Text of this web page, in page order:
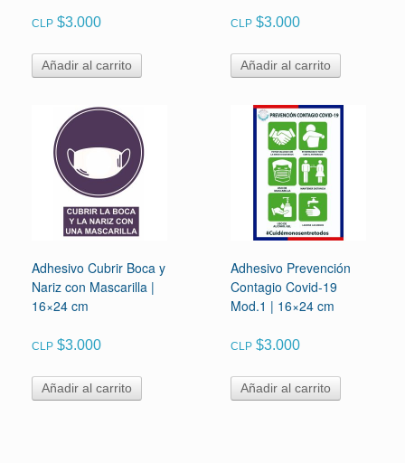
CLP $3.000
Añadir al carrito
CLP $3.000
Añadir al carrito
Adhesivo Cubrir Boca y
Nariz con Mascarilla |
16×24 cm
CLP $3.000
Añadir al carrito
Adhesivo Prevención
Contagio Covid-19
Mod.1 | 16×24 cm
CLP $3.000
Añadir al carrito